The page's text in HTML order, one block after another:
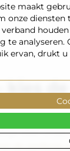
kies
sfeer of
de perfecte
maakt
onze diensten
te
ervan, drukt